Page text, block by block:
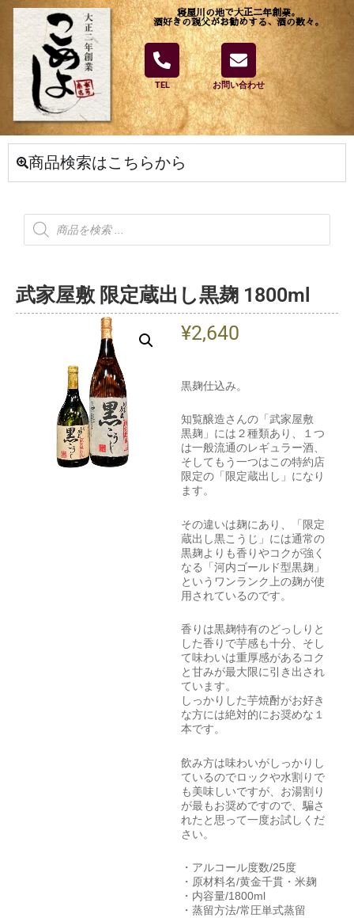
寝屋川の地で大正二年創業。
酒好きの親父がお勧めする、酒の数々。
TEL お問い合わせ
商品検索はこちらから
武家屋敷 限定蔵出し黒麹 1800ml
¥2,640
黒麹仕込み。
知覧醸造さんの「武家屋敷
黒麹」には２種類あり、１つ
は一般流通のレギュラー酒、
そしてもう一つはこの特約店
限定の「限定蔵出し」になり
ます。
その違いは麹にあり、「限定
蔵出し黒こうじ」には通常の
黒麹よりも香りやコクが強く
なる「河内ゴールド型黒麹」
というワンランク上の麹が使
用されているのです。
香りは黒麹特有のどっしりと
した香りで芋感も十分、そし
て味わいは重厚感があるコク
と甘みが最大限に引き出され
ています。
しっかりした芋焼酎がお好き
な方には絶対的にお奨めな１
本です。
飲み方は味わいがしっかりし
ているのでロックや水割りで
も美味しいですが、お湯割り
が最もお奨めですので、騙さ
れたと思って一度お試しくだ
さい。
・アルコール度数/25度
・原材料名/黄金千貫・米麹
・内容量/1800ml
・蒸留方法/常圧単式蒸留